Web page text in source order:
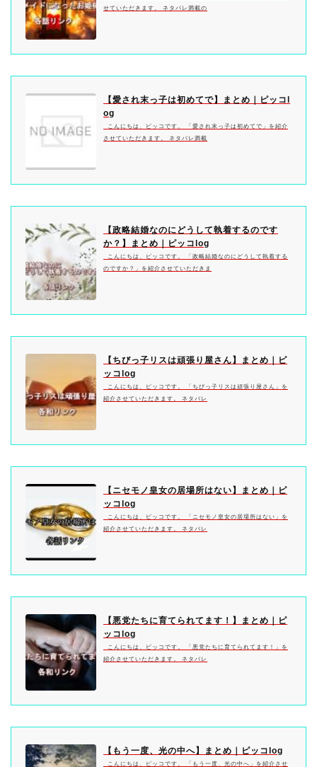
せていただきます。 ネタバレ満載の
【愛され末っ子は初めてで】まとめ｜ピッコl
og
こんにちは、ピッコです。 「愛され末っ子は初めてで」を紹介
させていただきます。 ネタバレ満載
【政略結婚なのにどうして執着するのです
か？】まとめ｜ピッコlog
こんにちは、ピッコです。 「政略結婚なのにどうして執着する
のですか？」を紹介させていただきま
【ちびっ子リスは頑張り屋さん】まとめ｜ピ
ッコlog
こんにちは、ピッコです。 「ちびっ子リスは頑張り屋さん」を
紹介させていただきます。 ネタバレ
【ニセモノ皇女の居場所はない】まとめ｜ピ
ッコlog
こんにちは、ピッコです。 「ニセモノ皇女の居場所はない」を
紹介させていただきます。 ネタバレ
【悪党たちに育てられてます！】まとめ｜ピ
ッコlog
こんにちは、ピッコです。 「悪党たちに育てられてます！」を
紹介させていただきます。 ネタバレ
【もう一度、光の中へ】まとめ｜ピッコlog
こんにちは、ピッコです。 「もう一度、光の中へ」を紹介させ